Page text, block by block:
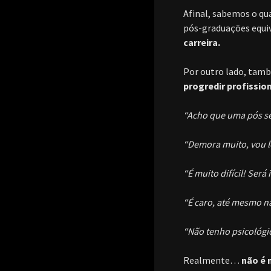
Afinal, sabemos o
pós-graduações
carreira.
Por outro lado,
progredir
“Acho que uma pós
“Demora muito, vou
“É muito difícil! Será
“É caro, até mesmo
“Não tenho
Realmente… não é